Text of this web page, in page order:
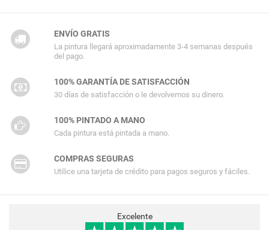
ENVÍO GRATIS
La pintura llegará aproximadamente 3-4 semanas después
del pago.
100% GARANTÍA DE SATISFACCIÓN
30 días de satisfacción o le devolvemos su dinero.
100% PINTADO A MANO
Cada pintura está pintada a mano.
COMPRAS SEGURAS
Utilice una tarjeta de crédito para pagos seguros y fáciles.
Excelente